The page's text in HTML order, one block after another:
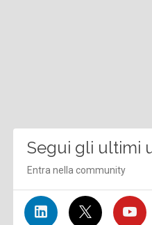
Segui gli ultimi
Entra nella community